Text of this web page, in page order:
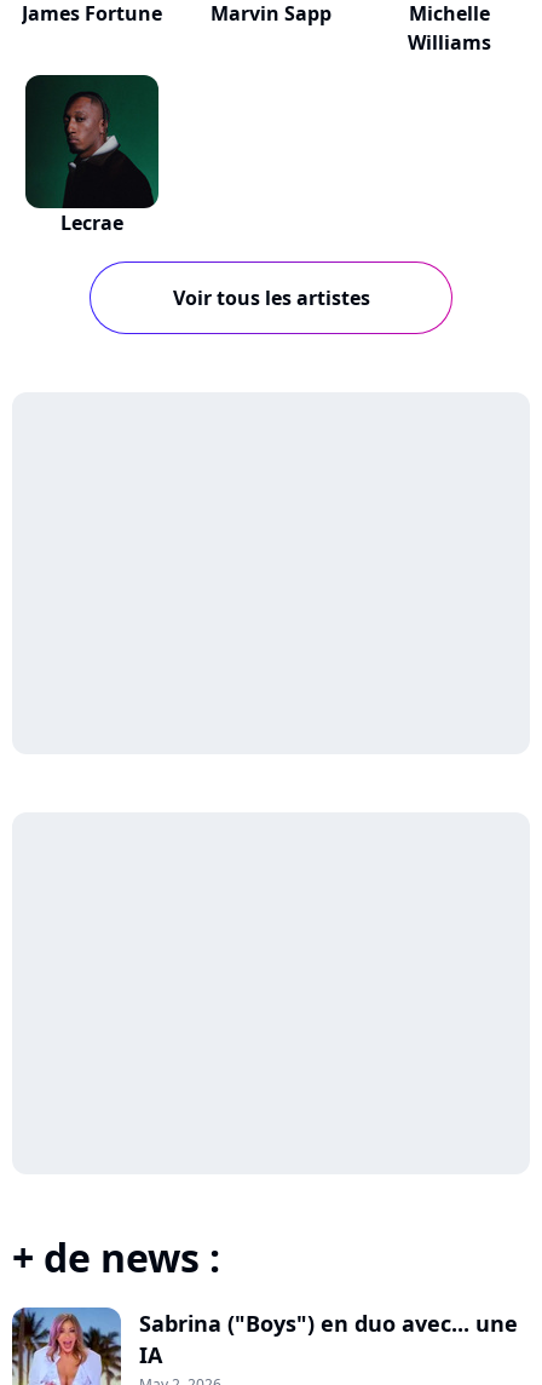
James Fortune Marvin Sapp
Michelle
Williams
Lecrae
Voir tous les artistes
+ de news :
Sabrina ("Boys") en duo avec... une
IA